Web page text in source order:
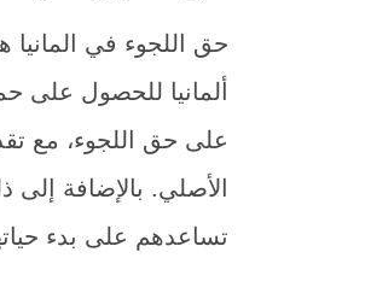
حق اللجوء في
ألمانيا للحصول على
على حق اللجوء، مع
الأصلي. بالإضافة إلى
تساعدهم على بدء